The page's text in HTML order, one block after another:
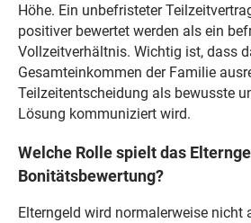
Höhe. Ein unbefristeter
positiver bewertet werden als ein
Vollzeitverhältnis. Wichtig ist, dass
Gesamteinkommen der Familie
Teilzeitentscheidung als bewusste
Lösung kommuniziert wird.
Welche Rolle spielt das
Bonitätsbewertung?
Elterngeld wird normalerweise nicht